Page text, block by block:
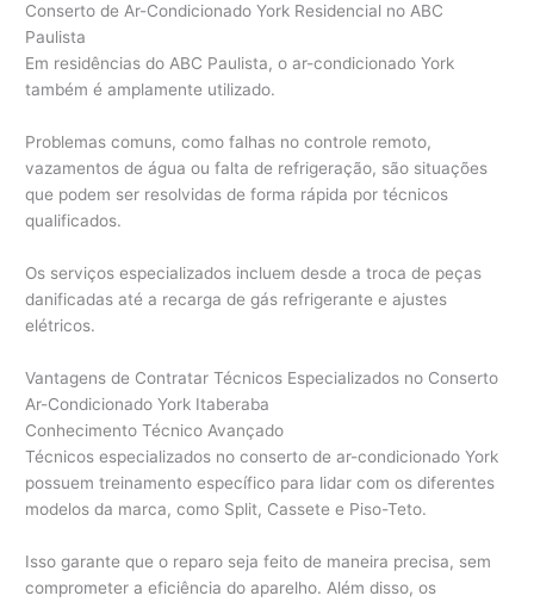
Conserto de Ar-Condicionado York Residencial no ABC
Paulista
Em residências do ABC Paulista, o ar-condicionado York
também é amplamente utilizado.
Problemas comuns, como falhas no controle remoto,
vazamentos de água ou falta de refrigeração, são situações
que podem ser resolvidas de forma rápida por técnicos
qualificados.
Os serviços especializados incluem desde a troca de peças
danificadas até a recarga de gás refrigerante e ajustes
elétricos.
Vantagens de Contratar Técnicos Especializados no Conserto
Ar-Condicionado York Itaberaba
Conhecimento Técnico Avançado
Técnicos especializados no conserto de ar-condicionado York
possuem treinamento específico para lidar com os diferentes
modelos da marca, como Split, Cassete e Piso-Teto.
Isso garante que o reparo seja feito de maneira precisa, sem
comprometer a eficiência do aparelho. Além disso, os